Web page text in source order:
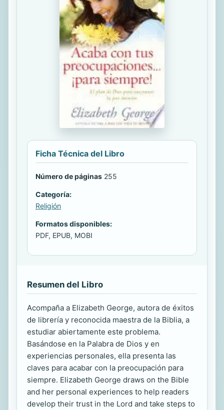
Ficha Técnica del Libro
Número de páginas 255
Categoría:
Religión
Formatos disponibles:
PDF, EPUB, MOBI
Resumen del Libro
Acompaña a Elizabeth George, autora de éxitos
de librería y reconocida maestra de la Biblia, a
estudiar abiertamente este problema.
Basándose en la Palabra de Dios y en
experiencias personales, ella presenta las
claves para acabar con la preocupación para
siempre. Elizabeth George draws on the Bible
and her personal experiences to help readers
develop their trust in the Lord and take steps to